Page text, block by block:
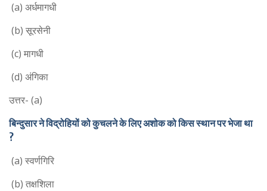
(a) अर्धमागधी
(b) सूरसेनी
(c) मागधी
(d) अंगिका
उत्तर- (a)
बिन्दुसार ने विद्रोहियों को कुचलने के लिए अशोक को किस स्थान पर भेजा था
?
(a) स्वर्णगिरि
(b) तक्षशिला